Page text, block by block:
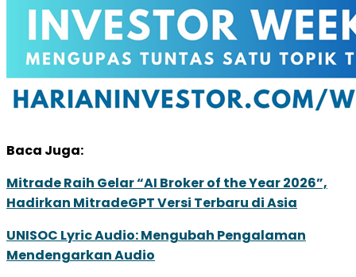
Baca Juga:
Mitrade Raih Gelar “AI Broker of the Year 2026”,
Hadirkan MitradeGPT Versi Terbaru di Asia
UNISOC Lyric Audio: Mengubah Pengalaman
Mendengarkan Audio